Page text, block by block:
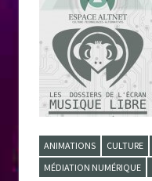
ANIMATIONS CULTURE
MÉDIATION NUMÉRIQUE